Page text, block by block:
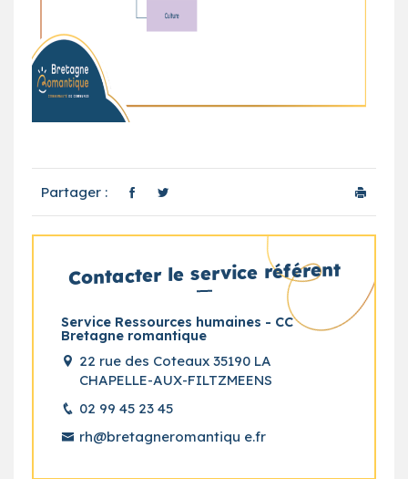
Partager :
Contacter le service référent
Service Ressources humaines - CC
Bretagne romantique
22 rue des Coteaux 35190 LA
CHAPELLE-AUX-FILTZMEENS
02 99 45 23 45
rh@bretagneromantiqu e.fr